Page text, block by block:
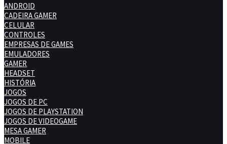
ANDROID
CADEIRA GAMER
CELULAR
CONTROLES
EMPRESAS DE GAMES
EMULADORES
GAMER
HEADSET
HISTÓRIA
JOGOS
JOGOS DE PC
JOGOS DE PLAYSTATION
JOGOS DE VIDEOGAME
MESA GAMER
MOBILE